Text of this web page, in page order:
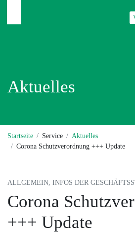
Aktuelles
Startseite Service
Aktuelles
Corona Schutzverordnung +++ Update
ALLGEMEIN, INFOS DER
Corona
+++ Update